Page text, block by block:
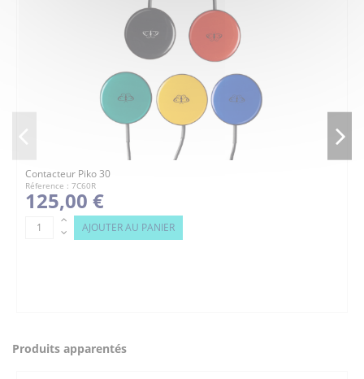
Contacteur Piko 30
Réference : 7C60R
125,00 €
AJOUTER AU PANIER
Produits apparentés